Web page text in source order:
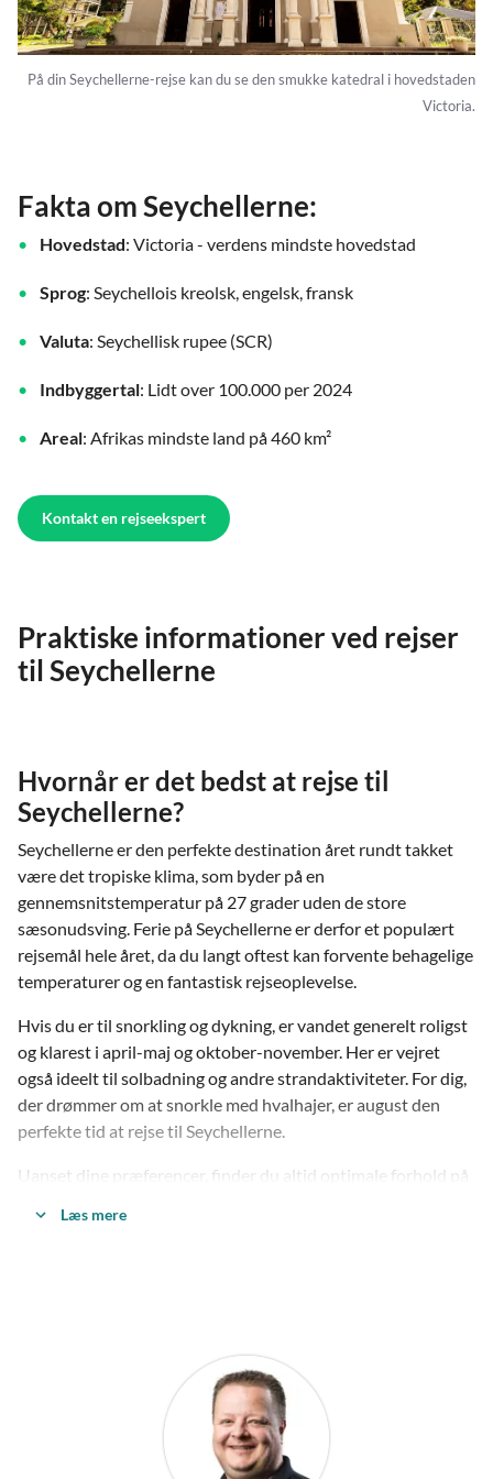
På din Seychellerne-rejse kan du se den smukke katedral i hovedstaden
Victoria.
Fakta om Seychellerne:
Hovedstad: Victoria - verdens mindste hovedstad
Sprog: Seychellois kreolsk, engelsk, fransk
Valuta: Seychellisk rupee (SCR)
Indbyggertal: Lidt over 100.000 per 2024
Areal: Afrikas mindste land på 460 km²
Kontakt en rejseekspert
Praktiske informationer ved rejser
til Seychellerne
Hvornår er det bedst at rejse til
Seychellerne?
Seychellerne er den perfekte destination året rundt takket
være det tropiske klima, som byder på en
gennemsnitstemperatur på 27 grader uden de store
sæsonudsving. Ferie på Seychellerne er derfor et populært
rejsemål hele året, da du langt oftest kan forvente behagelige
temperaturer og en fantastisk rejseoplevelse.
Hvis du er til snorkling og dykning, er vandet generelt roligst
og klarest i april-maj og oktober-november. Her er vejret
også ideelt til solbadning og andre strandaktiviteter. For dig,
der drømmer om at snorkle med hvalhajer, er august den
perfekte tid at rejse til Seychellerne.
Uanset dine præferencer, finder du altid optimale forhold på
oktober og november er særligt populære, men det tropiske
med at finde det ideelle tidspunkt for netop din rejse til
Hvad koster en rejse til Seychellerne?
Læs mere